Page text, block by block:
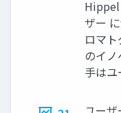
Hippel
ザー
ロマ
のイ
手は